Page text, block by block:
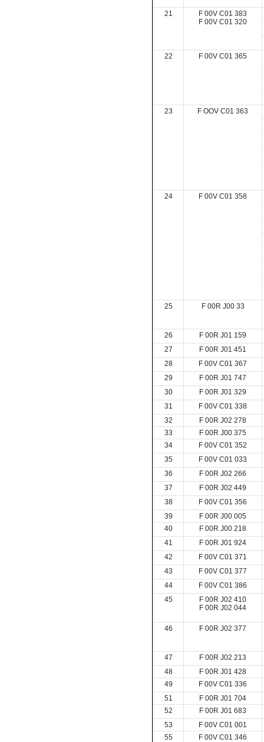
21
F 00V C01 383
F 00V C01 320
22 F 00V C01 365
23 F OOV C01 363
24 F 00V C01 358
25 F 00R J00 33
26
F 00R J01 159
27
F 00R J01 451
28
F 00V C01 367
29
F 00R J01 747
30
F 00R J01 329
31
F 00V C01 338
32
F 00R J02 278
33
F 00R J00 375
34
F 00V C01 352
35
F 00V C01 033
36
F 00R J02 266
37
F 00R J02 449
38
F 00V C01 356
39
F 00R J00 005
40
F 00R J00 218
41
F 00R J01 924
42
F 00V C01 371
43
F 00V C01 377
44
F 00V C01 386
45
F 00R J02 410
F 00R J02 044
46 F 00R J02 377
47
F 00R J02 213
48
F 00R J01 428
49
F 00V C01 336
51
F 00R J01 704
52
F 00R J01 683
53
F 00V C01 001
55
F 00V C01 346